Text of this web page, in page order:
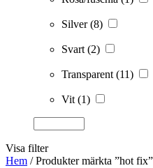
Silver(8)
Svart(2)
Transparent(11)
Vit(1)
Visa filter
Hem / Produkter märkta ”hot fix”